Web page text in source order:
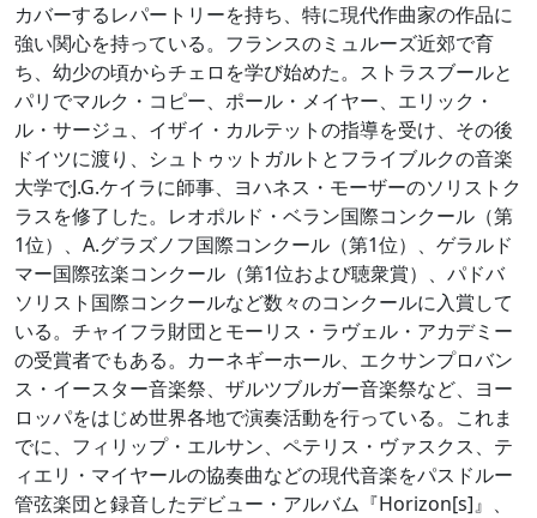
カバーするレパートリーを持ち、特に現代作曲家の作品に
強い関心を持っている。フランスのミュルーズ近郊で育
ち、幼少の頃からチェロを学び始めた。ストラスブールと
パリでマルク・コピー、ポール・メイヤー、エリック・
ル・サージュ、イザイ・カルテットの指導を受け、その後
ドイツに渡り、シュトゥットガルトとフライブルクの音楽
大学でJ.G.ケイラに師事、ヨハネス・モーザーのソリストク
ラスを修了した。レオポルド・ベラン国際コンクール（第
1位）、A.グラズノフ国際コンクール（第1位）、ゲラルド
マー国際弦楽コンクール（第1位および聴衆賞）、パドバ
ソリスト国際コンクールなど数々のコンクールに入賞して
いる。チャイフラ財団とモーリス・ラヴェル・アカデミー
の受賞者でもある。カーネギーホール、エクサンプロバン
ス・イースター音楽祭、ザルツブルガー音楽祭など、ヨー
ロッパをはじめ世界各地で演奏活動を行っている。これま
でに、フィリップ・エルサン、ペテリス・ヴァスクス、テ
ィエリ・マイヤールの協奏曲などの現代音楽をパスドルー
管弦楽団と録音したデビュー・アルバム『Horizon[s]』、